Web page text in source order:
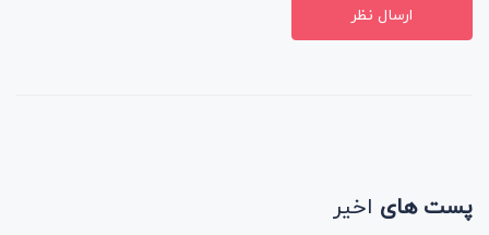
ارسال نظر
پست های اخیر